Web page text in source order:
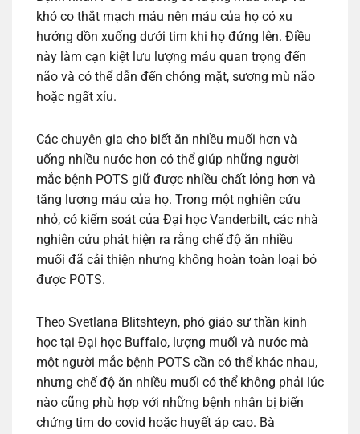
khó co thắt mạch máu nên máu của họ có xu
hướng dồn xuống dưới tim khi họ đứng lên. Điều
này làm cạn kiệt lưu lượng máu quan trọng đến
não và có thể dẫn đến chóng mặt, sương mù não
hoặc ngất xỉu.
Các chuyên gia cho biết ăn nhiều muối hơn và
uống nhiều nước hơn có thể giúp những người
mắc bệnh POTS giữ được nhiều chất lỏng hơn và
tăng lượng máu của họ. Trong một nghiên cứu
nhỏ, có kiểm soát của Đại học Vanderbilt, các nhà
nghiên cứu phát hiện ra rằng chế độ ăn nhiều
muối đã cải thiện nhưng không hoàn toàn loại bỏ
được POTS.
Theo Svetlana Blitshteyn, phó giáo sư thần kinh
học tại Đại học Buffalo, lượng muối và nước mà
một người mắc bệnh POTS cần có thể khác nhau,
nhưng chế độ ăn nhiều muối có thể không phải lúc
nào cũng phù hợp với những bệnh nhân bị biến
chứng tim do covid hoặc huyết áp cao. Bà